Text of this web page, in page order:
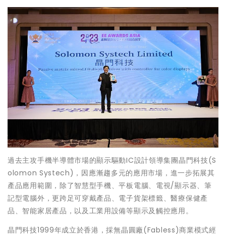
過去主攻手機半導體市場的顯示驅動IC設計領導集團晶門科技(S
olomon Systech)，因應漸趨多元的應用市場，進一步拓展其
產品應用範圍，除了智慧型手機、平板電腦、電視/顯示器、筆
記型電腦外，更跨足可穿戴產品、電子貨架標籤、醫療保健產
品、智能家居產品，以及工業用設備等顯示及觸控應用。
晶門科技1999年成立於香港，採無晶圓廠(Fabless)商業模式經